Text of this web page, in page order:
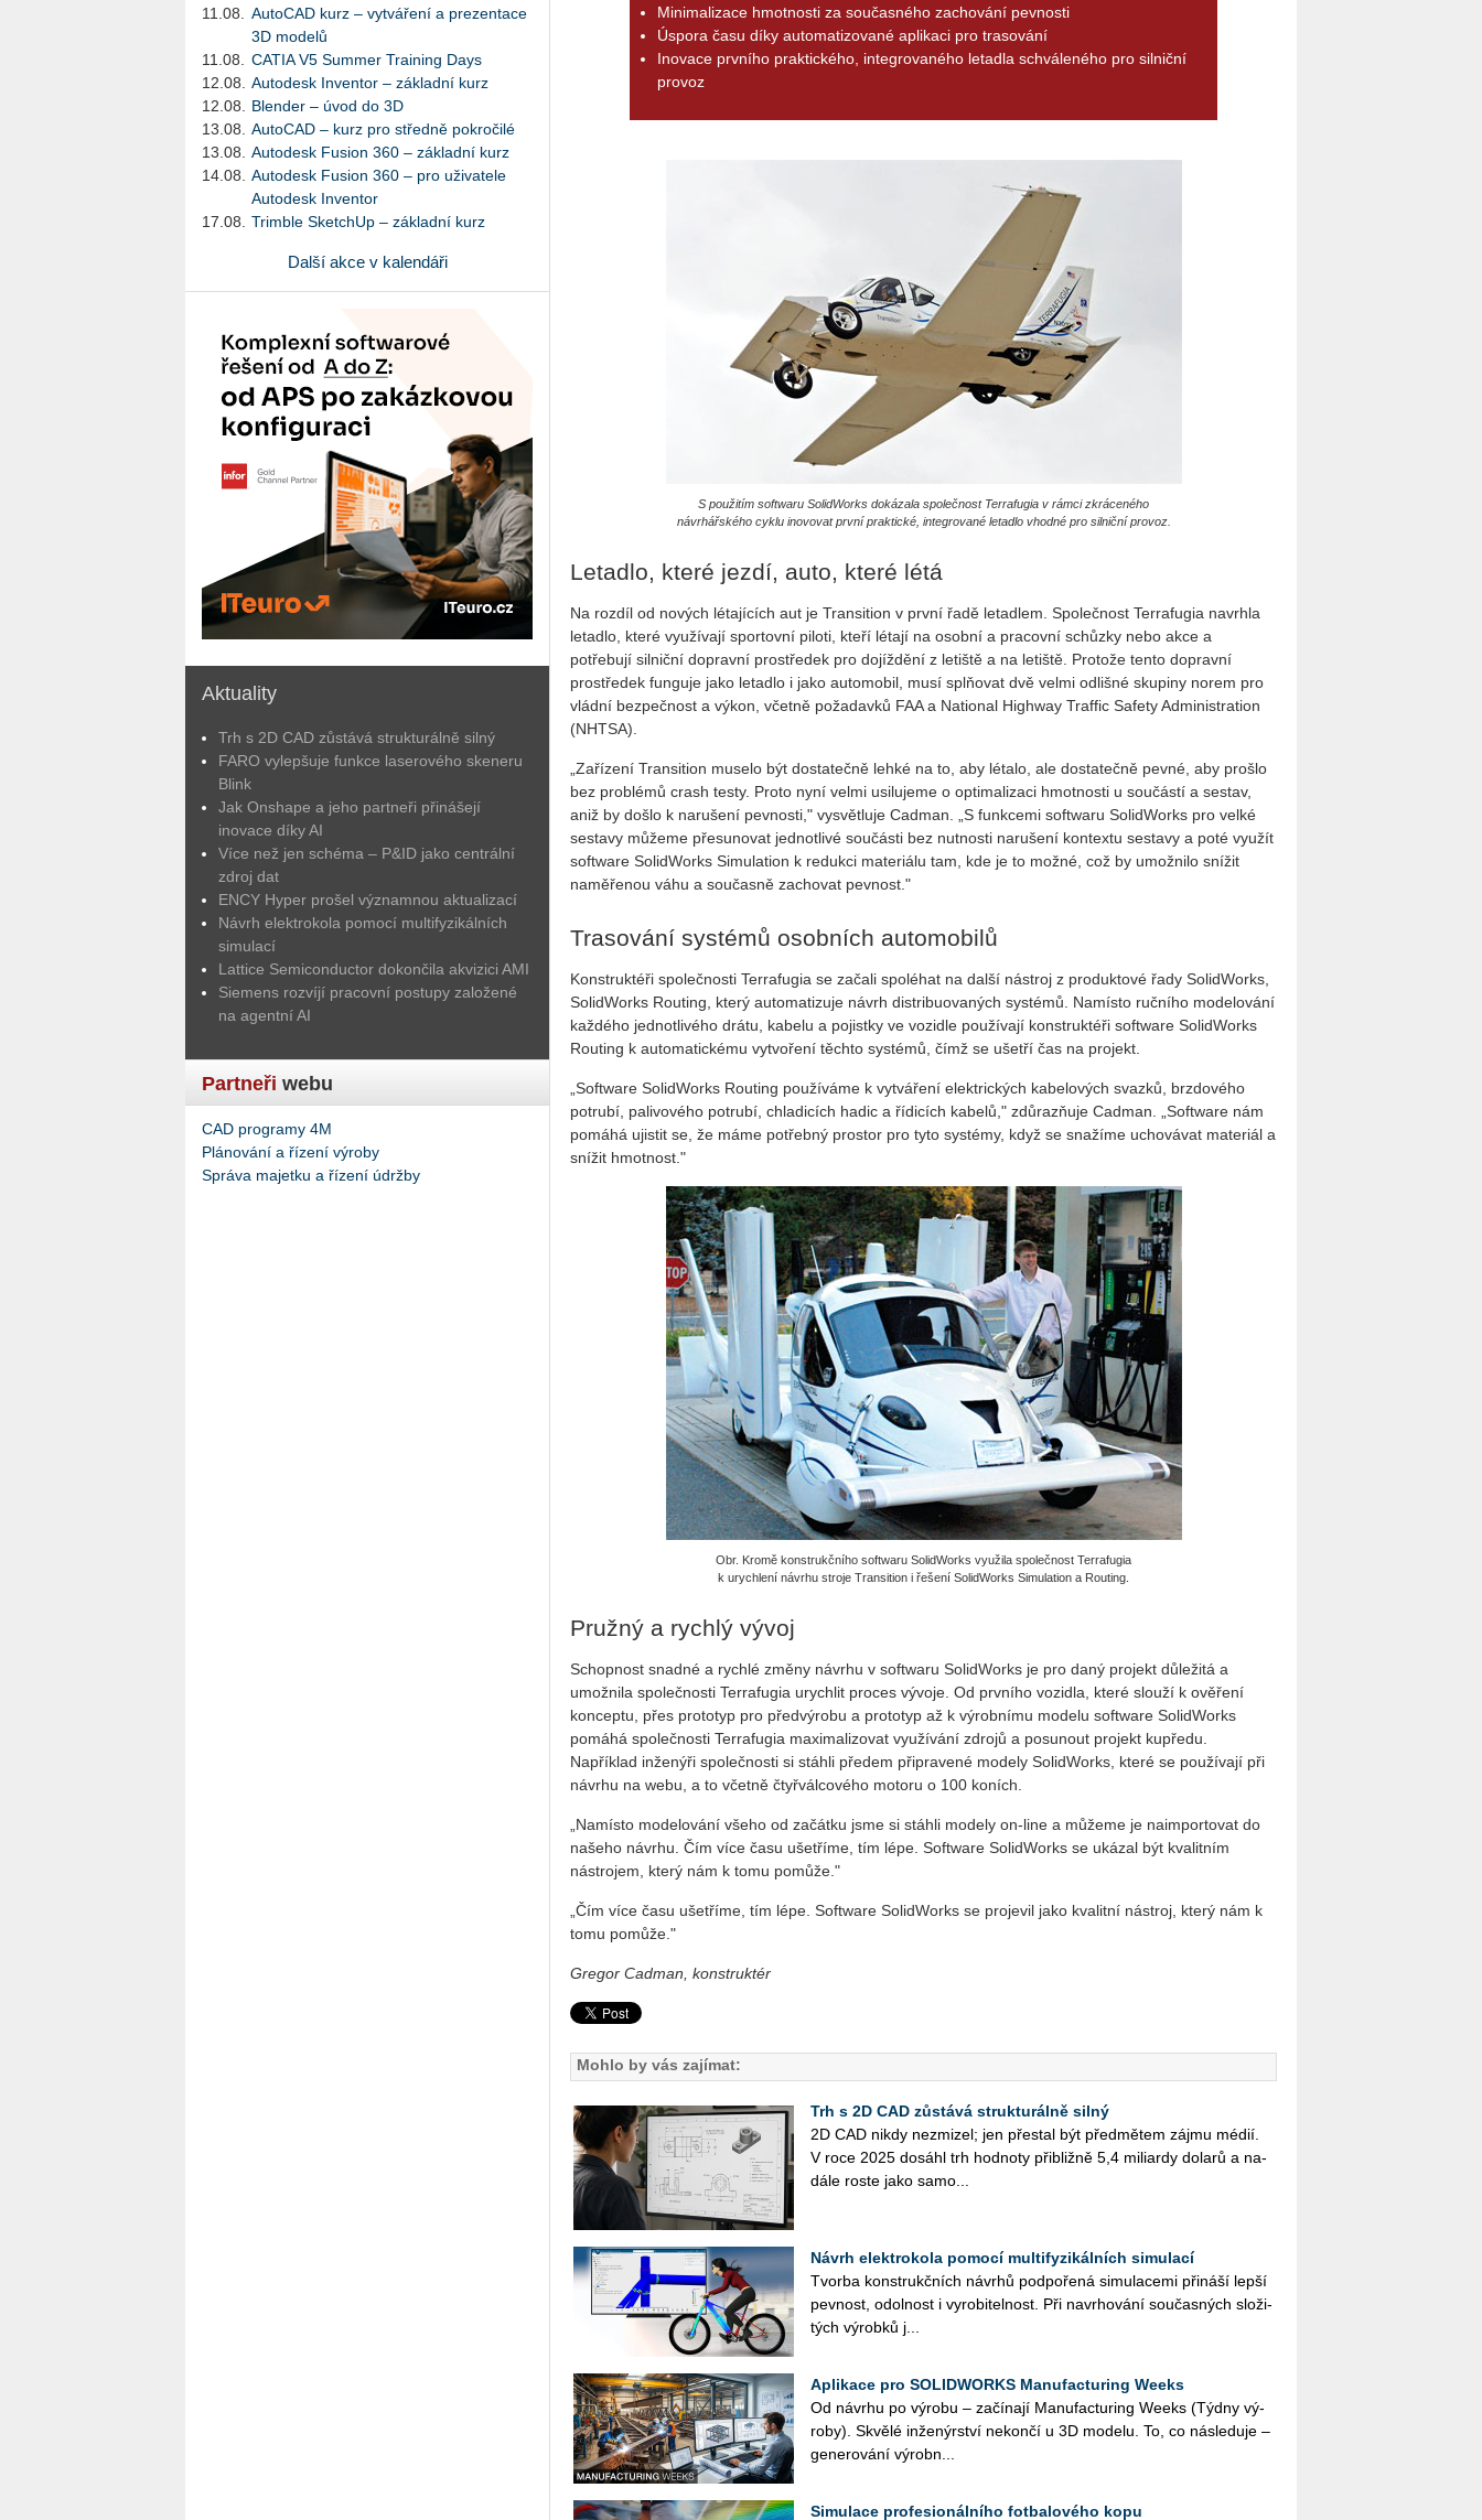
11.08.
AutoCAD kurz – vytváření a prezentace
3D modelů
11.08.
CATIA V5 Summer Training Days
12.08.
Autodesk Inventor – základní kurz
12.08.
Blender – úvod do 3D
13.08.
AutoCAD – kurz pro středně pokročilé
13.08.
Autodesk Fusion 360 – základní kurz
14.08.
Autodesk Fusion 360 – pro uživatele
Autodesk Inventor
17.08.
Trimble SketchUp – základní kurz
Další akce v kalendáři
Aktuality
Trh s 2D CAD zůstává strukturálně silný
FARO vylepšuje funkce laserového skeneru
Blink
Jak Onshape a jeho partneři přinášejí
inovace díky AI
Více než jen schéma – P&ID jako centrální
zdroj dat
ENCY Hyper prošel významnou aktualizací
Návrh elektrokola pomocí multifyzikálních
simulací
Lattice Semiconductor dokončila akvizici AMI
Siemens rozvíjí pracovní postupy založené
na agentní AI
Partneři webu
CAD programy 4M
Plánování a řízení výroby
Správa majetku a řízení údržby
Minimalizace hmotnosti za současného zachování pevnosti
Úspora času díky automatizované aplikaci pro trasování
Inovace prvního praktického, integrovaného letadla schváleného pro silniční
provoz
S použitím softwaru SolidWorks dokázala společnost Terrafugia v rámci zkráceného
návrhářského cyklu inovovat první praktické, integrované letadlo vhodné pro silniční provoz.
Letadlo, které jezdí, auto, které létá
Na rozdíl od nových létajících aut je Transition v první řadě letadlem. Společnost Terrafugia navrhla
letadlo, které využívají sportovní piloti, kteří létají na osobní a pracovní schůzky nebo akce a
potřebují silniční dopravní prostředek pro dojíždění z letiště a na letiště. Protože tento dopravní
prostředek funguje jako letadlo i jako automobil, musí splňovat dvě velmi odlišné skupiny norem pro
vládní bezpečnost a výkon, včetně požadavků FAA a National Highway Traffic Safety Administration
(NHTSA).
„Zařízení Transition muselo být dostatečně lehké na to, aby létalo, ale dostatečně pevné, aby prošlo
bez problémů crash testy. Proto nyní velmi usilujeme o optimalizaci hmotnosti u součástí a sestav,
aniž by došlo k narušení pevnosti," vysvětluje Cadman. „S funkcemi softwaru SolidWorks pro velké
sestavy můžeme přesunovat jednotlivé součásti bez nutnosti narušení kontextu sestavy a poté využít
software SolidWorks Simulation k redukci materiálu tam, kde je to možné, což by umožnilo snížit
naměřenou váhu a současně zachovat pevnost."
Trasování systémů osobních automobilů
Konstruktéři společnosti Terrafugia se začali spoléhat na další nástroj z produktové řady SolidWorks,
SolidWorks Routing, který automatizuje návrh distribuovaných systémů. Namísto ručního modelování
každého jednotlivého drátu, kabelu a pojistky ve vozidle používají konstruktéři software SolidWorks
Routing k automatickému vytvoření těchto systémů, čímž se ušetří čas na projekt.
„Software SolidWorks Routing používáme k vytváření elektrických kabelových svazků, brzdového
potrubí, palivového potrubí, chladicích hadic a řídicích kabelů," zdůrazňuje Cadman. „Software nám
pomáhá ujistit se, že máme potřebný prostor pro tyto systémy, když se snažíme uchovávat materiál a
snížit hmotnost."
Obr. Kromě konstrukčního softwaru SolidWorks využila společnost Terrafugia
k urychlení návrhu stroje Transition i řešení SolidWorks Simulation a Routing.
Pružný a rychlý vývoj
Schopnost snadné a rychlé změny návrhu v softwaru SolidWorks je pro daný projekt důležitá a
umožnila společnosti Terrafugia urychlit proces vývoje. Od prvního vozidla, které slouží k ověření
konceptu, přes prototyp pro předvýrobu a prototyp až k výrobnímu modelu software SolidWorks
pomáhá společnosti Terrafugia maximalizovat využívání zdrojů a posunout projekt kupředu.
Například inženýři společnosti si stáhli předem připravené modely SolidWorks, které se používají při
návrhu na webu, a to včetně čtyřválcového motoru o 100 koních.
„Namísto modelování všeho od začátku jsme si stáhli modely on-line a můžeme je naimportovat do
našeho návrhu. Čím více času ušetříme, tím lépe. Software SolidWorks se ukázal být kvalitním
nástrojem, který nám k tomu pomůže."
„Čím více času ušetříme, tím lépe. Software SolidWorks se projevil jako kvalitní nástroj, který nám k
tomu pomůže."
Gregor Cadman, konstruktér
Mohlo by vás zajímat:
Trh s 2D CAD zůstává strukturálně silný
2D CAD nikdy ne­zmi­zel; jen pře­stal být před­mě­tem zájmu médií.
V roce 2025 do­sá­hl trh hod­no­ty při­bliž­ně 5,4 mi­li­ar­dy do­la­rů a na­
dá­le roste jako sa­mo­...
Návrh elektrokola pomocí multifyzikálních simulací
Tvor­ba kon­strukč­ních ná­vrhů pod­po­ře­ná si­mu­la­ce­mi při­ná­ší lepší
pev­nost, odol­nost i vy­ro­bi­tel­nost. Při na­vr­ho­vá­ní sou­čas­ných slo­ži­
tých vý­rob­ků j...
Aplikace pro SOLIDWORKS Manufacturing Weeks
Od ná­vr­hu po vý­ro­bu – za­čí­na­jí Ma­nu­factu­ring Weeks (Týdny vý­
ro­by). Skvě­lé in­že­nýr­ství ne­kon­čí u 3D mo­de­lu. To, co ná­sle­du­je –
ge­ne­ro­vá­ní vý­rob­n...
Simulace profesionálního fotbalového kopu